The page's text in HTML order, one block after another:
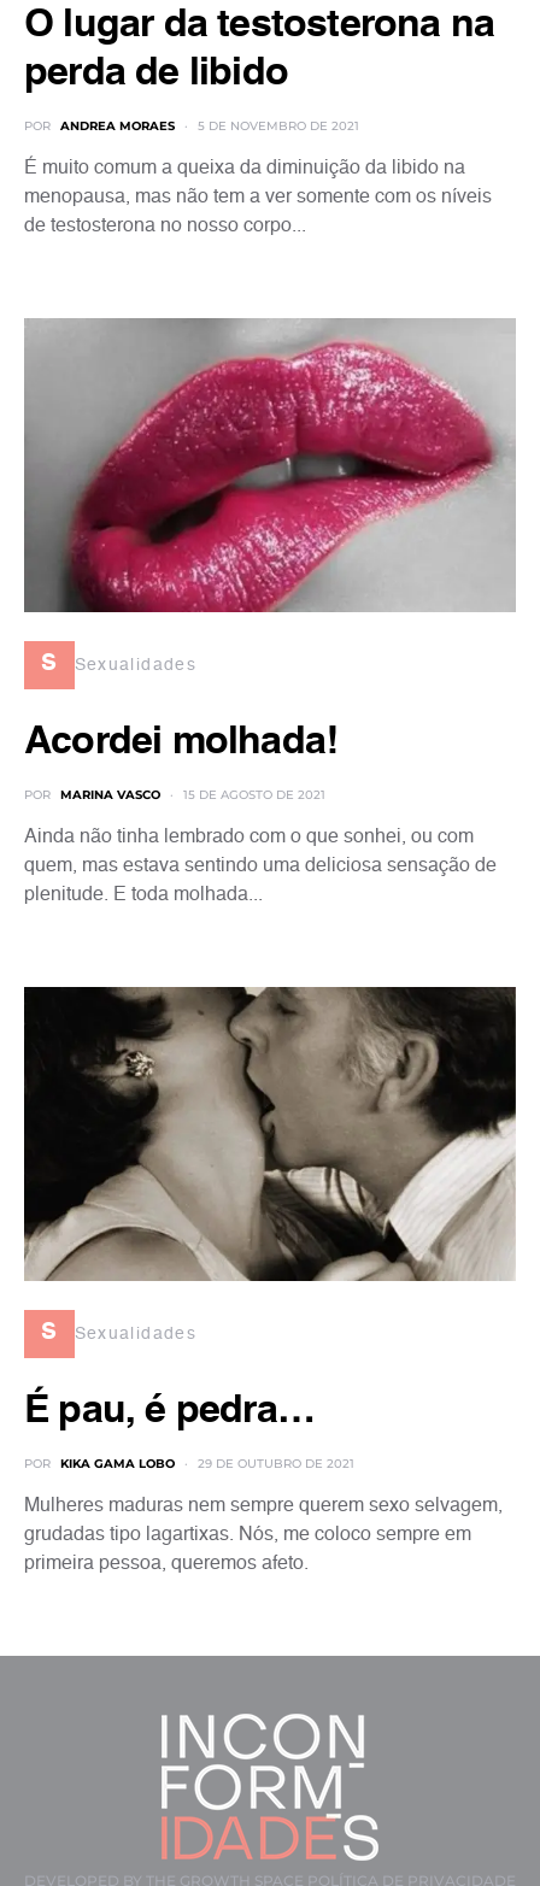
O lugar da testosterona na
perda de libido
POR ANDREA MORAES 5 DE NOVEMBRO DE 2021
É muito comum a queixa da diminuição da libido na
menopausa, mas não tem a ver somente com os níveis
de testosterona no nosso corpo...
s Sexualidades
Acordei molhada!
POR MARINA VASCO 15 DE AGOSTO DE 2021
Ainda não tinha lembrado com o que sonhei, ou com
quem, mas estava sentindo uma deliciosa sensação de
plenitude. E toda molhada...
s Sexualidades
É pau, é pedra…
POR KIKA GAMA LOBO 29 DE OUTUBRO DE 2021
Mulheres maduras nem sempre querem sexo selvagem,
grudadas tipo lagartixas. Nós, me coloco sempre em
primeira pessoa, queremos afeto.
DEVELOPED BY THE GROWTH SPACE POLÍTICA DE PRIVACIDADE